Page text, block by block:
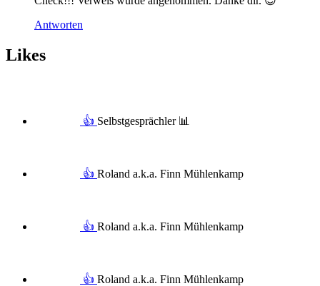
Antworten
Likes
👍 Selbstgesprächler 📊
👍 Roland a.k.a. Finn Mühlenkamp
👍 Roland a.k.a. Finn Mühlenkamp
👍 Roland a.k.a. Finn Mühlenkamp